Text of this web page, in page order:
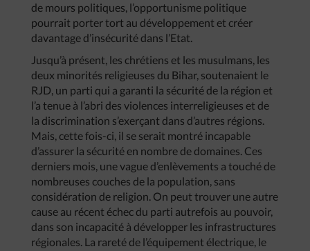
de mours politiques, l’opportunisme politique
pourrait porter tort au développement et créer
davantage d’insécurité dans l’Etat.
Jusqu’à présent, les chrétiens et les musulmans, les
deux minorités religieuses du Bihar, soutenaient le
RJD, un parti qui a garanti la sécurité de la région et
l’a tenue à l’abri des violences interreligieuses et de
la discrimination s’exerçant dans d’autres régions.
Mais, cette fois-ci, il se serait montré incapable
d’assurer la sécurité en nombre de domaines. Ces
derniers mois, une vague d’enlèvements a touché de
nombreuses couches de la population, sans
considération de religion. On peut trouver une autre
cause au récent échec du parti autrefois au pouvoir,
dans son incapacité à développer les infrastructures
régionales. La rareté de l’équipement électrique, le